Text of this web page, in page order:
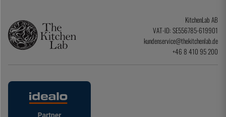
KitchenLab AB
VAT-ID: SE556785-619901
kundenservice@thekitchenlab.de
+46 8 410 95 200